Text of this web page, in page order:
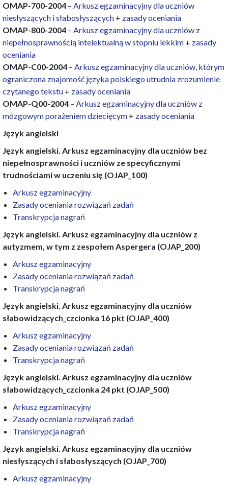
OMAP-700-2004 – Arkusz egzaminacyjny dla uczniów
niesłyszących i słabosłyszących + zasady oceniania
OMAP-800-2004 – Arkusz egzaminacyjny dla uczniów z
niepełnosprawnością intelektualną w stopniu lekkim + zasady
oceniania
OMAP-C00-2004 – Arkusz egzaminacyjny dla uczniów, którym
ograniczona znajomość języka polskiego utrudnia zrozumienie
czytanego tekstu + zasady oceniania
OMAP-Q00-2004 – Arkusz egzaminacyjny dla uczniów z
mózgowym porażeniem dziecięcym + zasady oceniania
Język angielski
Język angielski. Arkusz egzaminacyjny dla uczniów bez
niepełnosprawności i uczniów ze specyficznymi
trudnościami w uczeniu się (OJAP_100)
Arkusz egzaminacyjny
Zasady oceniania rozwiązań zadań
Transkrypcja nagrań
Język angielski. Arkusz egzaminacyjny dla uczniów z
autyzmem, w tym z zespołem Aspergera (OJAP_200)
Arkusz egzaminacyjny
Zasady oceniania rozwiązań zadań
Transkrypcja nagrań
Język angielski. Arkusz egzaminacyjny dla uczniów
słabowidzących_czcionka 16 pkt (OJAP_400)
Arkusz egzaminacyjny
Zasady oceniania rozwiązań zadań
Transkrypcja nagrań
Język angielski. Arkusz egzaminacyjny dla uczniów
słabowidzących_czcionka 24 pkt (OJAP_500)
Arkusz egzaminacyjny
Zasady oceniania rozwiązań zadań
Transkrypcja nagrań
Język angielski. Arkusz egzaminacyjny dla uczniów
niesłyszących i słabosłyszących (OJAP_700)
Arkusz egzaminacyjny